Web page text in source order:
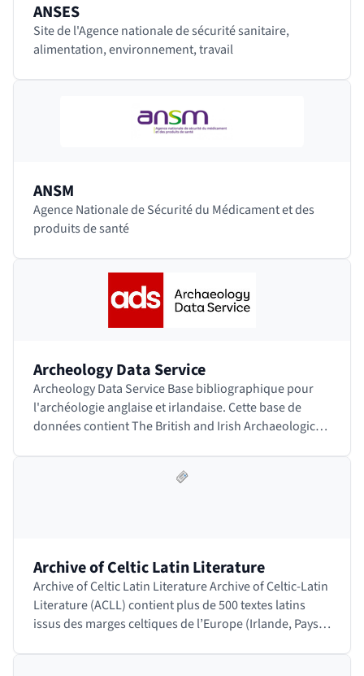
ANSES
Site de l'Agence nationale de sécurité sanitaire,
alimentation, environnement, travail
ANSM
Agence Nationale de Sécurité du Médicament et des
produits de santé
Archeology Data Service
Archeology Data Service Base bibliographique pour
l'archéologie anglaise et irlandaise. Cette base de
données contient The British and Irish Archaeological
Archive of Celtic Latin Literature
Archive of Celtic Latin Literature Archive of Celtic-Latin
Literature (ACLL) contient plus de 500 textes latins
issus des marges celtiques de l’Europe (Irlande, Pays